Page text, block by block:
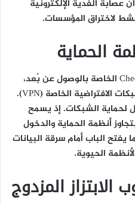
الفدية الإلكترونية
الحماية
تؤثر الثغرة على منتجات Check Point الخاصة بالوصول عن بُعد،
والجدران النارية (Firewalls)، والشبكات الافتراضية الخاصة (VPN).
لحماية الشبكات. إذ يسمح
أنظمة الحماية والدخول
يفتح الباب أمام سرقة البيانات
الحيوية.